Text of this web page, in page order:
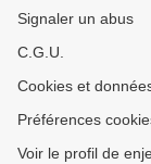
Signaler un abus
C.G.U.
Cookies et
Préférences
Voir le profil de